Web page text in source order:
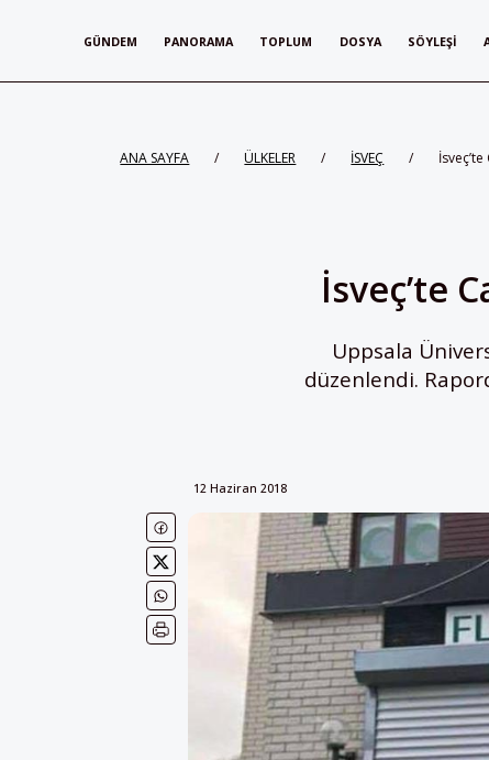
GÜNDEM PANORAMA TOPLUM DOSYA SÖYLEŞI
ANA SAYFA / ÜLKELER / İSVEÇ /
İsveç’te
Uppsala
düzenlendi.
12 Haziran 2018